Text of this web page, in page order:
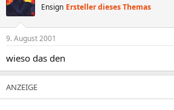
Ensign Ersteller dieses Themas
9. August 2001
wieso das den